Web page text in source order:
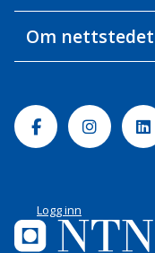
Om nettstedet
Facebook
Logg inn